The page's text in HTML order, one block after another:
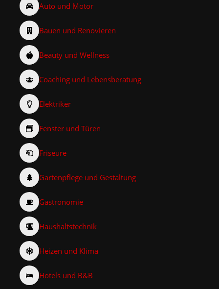
Auto und Motor
Bauen und Renovieren
Beauty und Wellness
Coaching und Lebensberatung
Elektriker
Fenster und Türen
Friseure
Gartenpflege und Gestaltung
Gastronomie
Haushaltstechnik
Heizen und Klima
Hotels und B&B